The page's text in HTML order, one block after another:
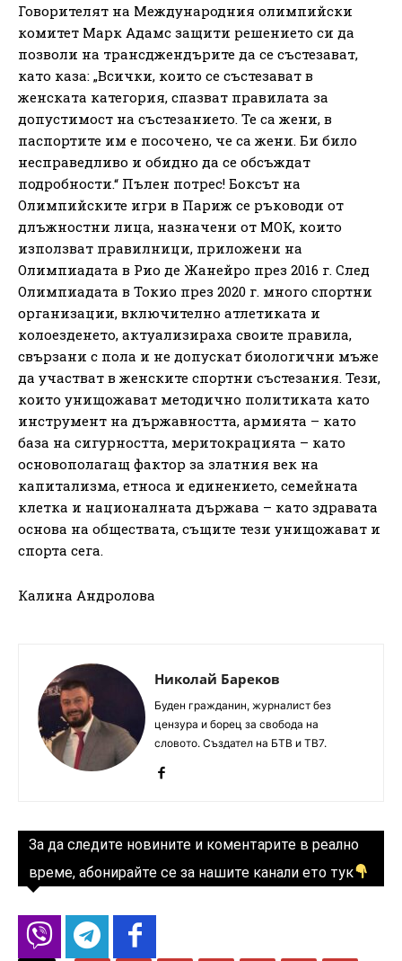
Говорителят на Международния олимпийски
комитет Марк Адамс защити решението си да
позволи на трансджендърите да се състезават,
като каза: „Всички, които се състезават в
женската категория, спазват правилата за
допустимост на състезанието. Те са жени, в
паспортите им е посочено, че са жени. Би било
несправедливо и обидно да се обсъждат
подробности.“ Пълен потрес! Боксът на
Олимпийските игри в Париж се ръководи от
длъжностни лица, назначени от МОК, които
използват правилници, приложени на
Олимпиадата в Рио де Жанейро през 2016 г. След
Олимпиадата в Токио през 2020 г. много спортни
организации, включително атлетиката и
колоезденето, актуализираха своите правила,
свързани с пола и не допускат биологични мъже
да участват в женските спортни състезания. Тези,
които унищожават методично политиката като
инструмент на държавността, армията – като
база на сигурността, меритокрацията – като
основополагащ фактор за златния век на
капитализма, етноса и единението, семейната
клетка и националната държава – като здравата
основа на обществата, същите тези унищожават и
спорта сега.
Калина Андролова
Николай Бареков
Буден гражданин, журналист без
цензура и борец за свобода на
словото. Създател на БТВ и ТВ7.
За да следите новините и коментарите в реално
време, абонирайте се за нашите канали ето тук